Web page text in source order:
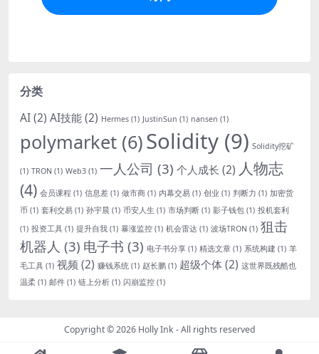
分类
AI(2) AI技能(2) Hermes (1) JustinSun (1) nansen (1)
polymarket (6)Solidity (9) Solidity挖矿
(1) TRON (1) Web3 (1) 一人公司 (3) 个人成长 (2) 人物志
(4) 会员课程 (1) 信息差 (1) 做市商 (1) 内幕交易 (1) 创业 (1) 判断力 (1) 加密货
币 (1) 套利交易 (1) 孙宇晨 (1) 币安人生 (1) 市场判断 (1) 影子钱包 (1) 投机套利
(1) 投资工具 (1) 提升自我 (1) 暴涨监控 (1) 机会雷达 (1) 波场TRON (1) 狙击
机器人 (3) 电子书 (3) 电子书分享 (1) 精选文章 (1) 系统构建 (1) 羊
毛工具 (1) 视频 (2) 赚钱系统 (1) 赵长鹏 (1) 超级个体(2) 这世界既残酷也
温柔 (1) 邮件 (1) 链上分析 (1) 闪崩监控 (1)
Copyright © 2026 Holly Ink - All rights reserved